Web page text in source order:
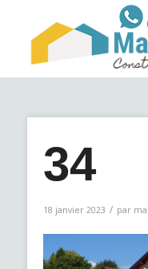
34
18 janvier 2023 / par